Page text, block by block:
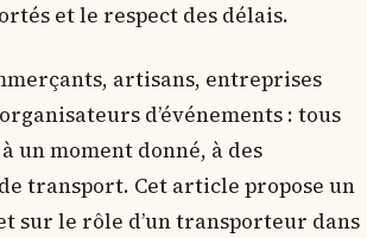
et le respect des délais.
artisans, entreprises
d’événements : tous
un moment donné, à des
transport. Cet article propose un
sur le rôle d’un transporteur dans